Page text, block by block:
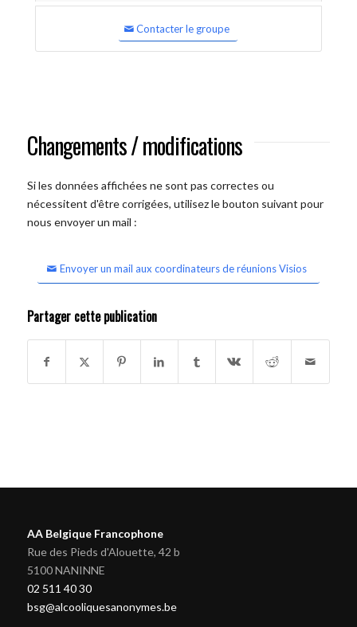
Contacter le groupe
Changements / modifications
Si les données affichées ne sont pas correctes ou
nécessitent d'être corrigées, utilisez le bouton suivant pour
nous envoyer un mail :
Envoyer un mail aux coordinateurs de réunions Visios
Partager cette publication
AA Belgique Francophone
Rue des Pieds d'Alouette, 42 b
5100 NANINNE
02 511 40 30
bsg@alcooliquesanonymes.be